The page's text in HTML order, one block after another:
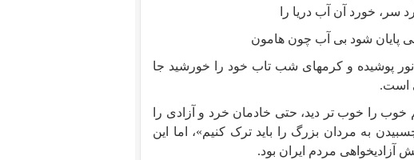
سر، خورد آن آب دریا را
پایان شود بی آب چون هامون
پوشیده و کرمهای شب تاب خود را خورشید جا
است.
خوب را خوب تر دید، حتی خادمان خرد و آزادی را
به مردان بزرگ را باید ترک کنیم»، اما این
مردم ایران بود.